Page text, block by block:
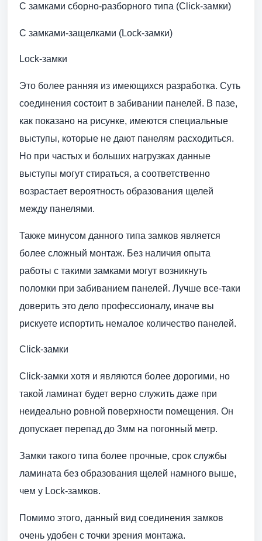
C замками сборно-разборного типа (Click-замки)
C замками-защелками (Lock-замки)
Lock-замки
Это более ранняя из имеющихся разработка. Суть
соединения состоит в забивании панелей. В пазе,
как показано на рисунке, имеются специальные
выступы, которые не дают панелям расходиться.
Но при частых и больших нагрузках данные
выступы могут стираться, а соответственно
возрастает вероятность образования щелей
между панелями.
Также минусом данного типа замков является
более сложный монтаж. Без наличия опыта
работы с такими замками могут возникнуть
поломки при забиванием панелей. Лучше все-таки
доверить это дело профессионалу, иначе вы
рискуете испортить немалое количество панелей.
Click-замки
Click-замки хотя и являются более дорогими, но
такой ламинат будет верно служить даже при
неидеально ровной поверхности помещения. Он
допускает перепад до 3мм на погонный метр.
Замки такого типа более прочные, срок службы
ламината без образования щелей намного выше,
чем у Lock-замков.
Помимо этого, данный вид соединения замков
очень удобен с точки зрения монтажа.